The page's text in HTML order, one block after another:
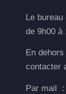
Le
de 9h00 à
En
contacter
Par mail :